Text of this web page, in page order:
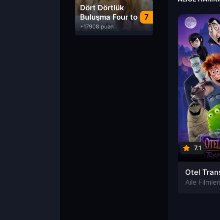
Dublaj izle
7
Dört Dörtlük
Buluşma Four to
Dinner izle
+17908 puan
7.1
Aile Filmleri